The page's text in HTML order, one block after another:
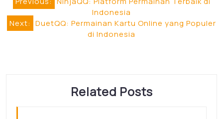
navigation
Indonesia
Next: DuetQQ: Permainan Kartu Online yang Populer
di Indonesia
Related Posts